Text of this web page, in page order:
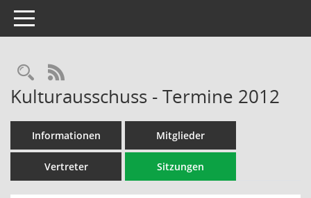
Toggle navigation
Rechercheauswahl
RSS-Feed
Kulturausschuss - Termine 2012
Informationen Mitglieder
Vertreter Sitzungen